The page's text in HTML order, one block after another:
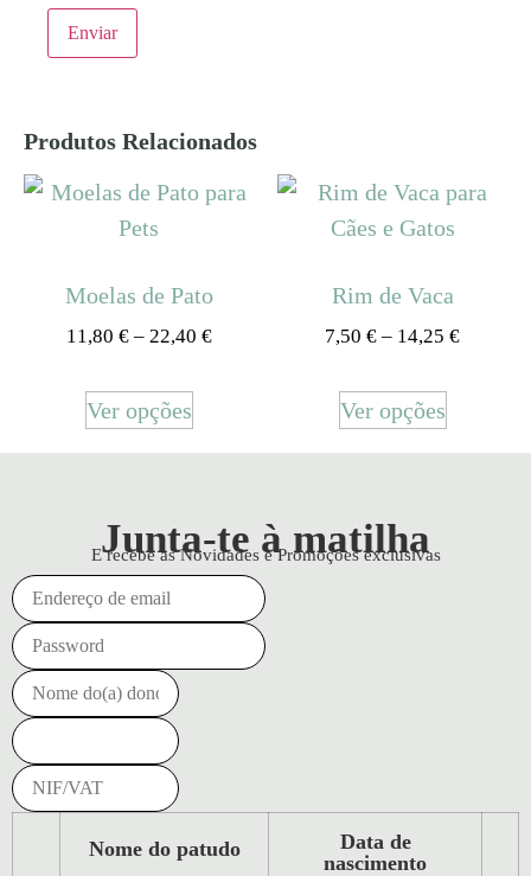
Produtos Relacionados
Moelas de Pato
11,80 € – 22,40 €
Ver opções
Rim de Vaca
7,50 € – 14,25 €
Ver opções
Junta-te à matilha
E recebe as Novidades e Promoções exclusivas
Nome do patudo
Data de
nascimento